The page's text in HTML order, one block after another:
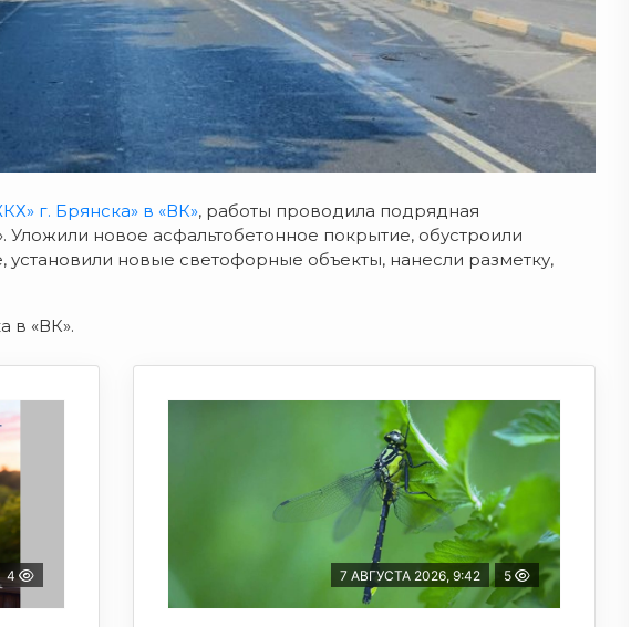
г. Брянска» в «ВК», работы проводила подрядная
новое асфальтобетонное покрытие, обустроили
новые светофорные объекты, нанесли разметку,
в «ВК».
4 7 АВГУСТА 2026, 9:42 5